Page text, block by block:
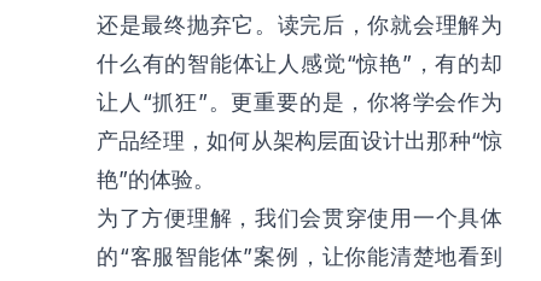
还是最终抛弃它。读完后，你就会理解为
什么有的智能体让人感觉“惊艳”，有的却
让人“抓狂”。更重要的是，你将学会作为
产品经理，如何从架构层面设计出那种“惊
艳”的体验。
为了方便理解，我们会贯穿使用一个具体
的“客服智能体”案例，让你能清楚地看到